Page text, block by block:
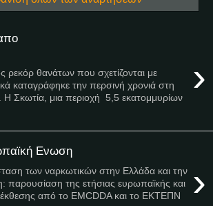
›
ρεκόρ θανάτων που σχετίζονται με
καταγράφηκε την περσινή χρονιά στη
Η Σκωτία, μια περιοχή 5,5 εκατομμυρίων
Ενωση
›
των ναρκωτικών στην Ελλάδα και την
παρουσίαση της ετήσιας ευρωπαϊκής και
έκθεσης από το EMCDDA και το ΕΚΤΕΠΝ